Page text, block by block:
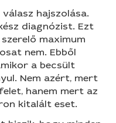
hajszolása.
diagnózist. Ezt
maximum
nem. Ebből
a becsült
Nem azért, mert
hanem mert az
kitalált eset.